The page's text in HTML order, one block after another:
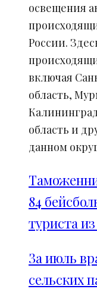
освещения
России.
включая
область,
область и
данном
84
туриста
За июль
сельских